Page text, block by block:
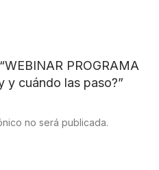
PROGRAMA
y cuándo las paso?”
no será publicada.